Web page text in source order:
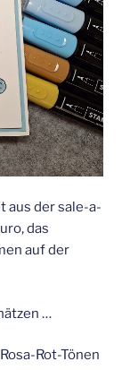
aus der sale-a-
das
auf der
…
Rot-Tönen